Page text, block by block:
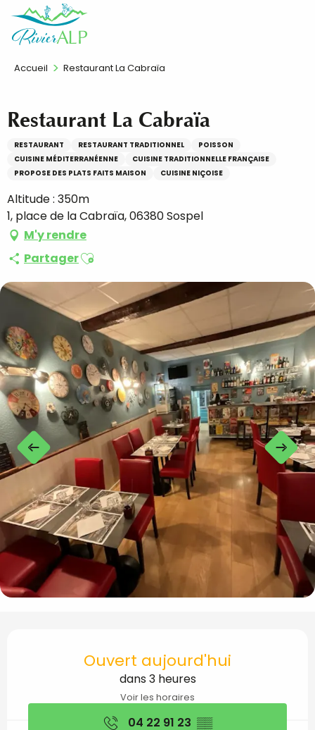
contenu
FR
Accueil Restaurant La Cabraïa
Restaurant La Cabraïa
RESTAURANT RESTAURANT TRADITIONNEL
POISSON
CUISINE MÉDITERRANÉENNE
CUISINE TRADITIONNELLE FRANÇAISE
PROPOSE DES PLATS FAITS MAISON
CUISINE NIÇOISE
Altitude : 350m
1, place de la Cabraïa, 06380 Sospel
M'y rendre
PartagerAjouter aux favoris
Ouverture et
Ouvert aujourd'hui
dans 3 heures
Voir les horaires
04 22 91 23 ▒▒